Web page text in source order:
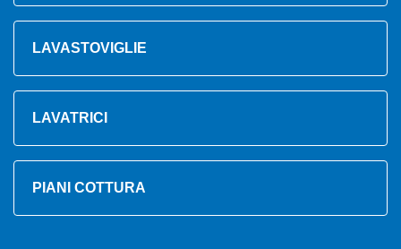
LAVASTOVIGLIE
LAVATRICI
PIANI COTTURA